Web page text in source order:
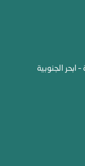
ابحر الجنوبية